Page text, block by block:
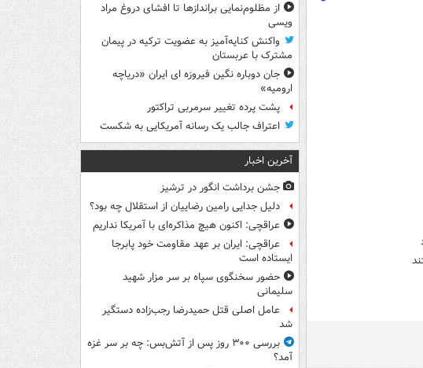
از مظلوم‌نمایی براندازها تا افشای دروغ مراد
ویسی
واکنش کنایه‌آمیز به عضویت ترکیه در پیمان
مشترک با عربستان
جان دوباره نگین فیروزه ای ایران «دریاچه
ارومیه»
پشت پرده تغییر سرمربی تراکتور
اعتراف جالب یک رسانه آمریکایی به شکست
آخرین اخبار
جشن برداشت انگور در ترشیز
دلیل جدایی رامین رضاییان از استقلال چه بود؟
عراقچی: اکنون هیچ مذاکره‌ای با آمریکا نداریم
عراقچی: ایران بر عهد مقاومت خود پابرجا
ایستاده است
حضور سخنگوی سپاه بر سر مزار شهید
سلیمانی
عامل اصلی قتل حمیدرضا رجب‌زاده دستگیر
شد
بررسی ۳۰۰ روز پس از آتش‌بس: چه بر سر غزه
آمد؟